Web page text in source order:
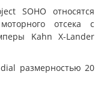
SOHO относятся
отсека с
Kahn X-Lander
размерностью 20